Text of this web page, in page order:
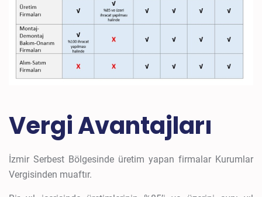
Vergi Avantajları
İzmir Serbest Bölgesinde üretim yapan firmalar Kurumlar
Vergisinden muaftır.